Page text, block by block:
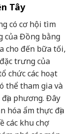
Tây
có cơ hội tìm
của Đồng bằng
cho đến bữa tối,
trưng của
chức các hoạt
thể tham gia và
phương. Đây
hóa ẩm thực địa
các khu chợ